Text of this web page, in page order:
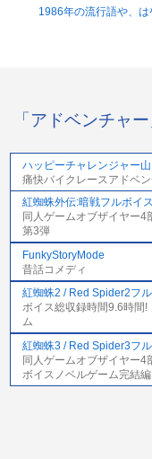
1986年の流行語や、
「アドベンチャ
ハッピーチャレンジャー山
痛快バイクレースアドベ
紅蜘蛛外伝:暗戦フルボイ
同人ゲームオブザイヤー4
第3弾
FunkyStoryMode
昔話コメディ
紅蜘蛛2 / Red Spider2フ
ボイス総収録時間9.6時間!
ム
紅蜘蛛3 / Red Spider3フ
同人ゲームオブザイヤー4
ボイスノベルゲーム完結編